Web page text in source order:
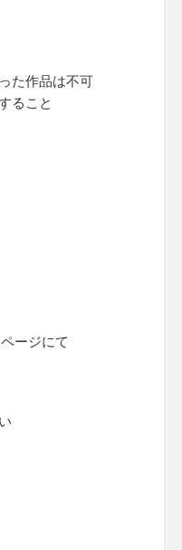
た作品は不可
ること
ージにて